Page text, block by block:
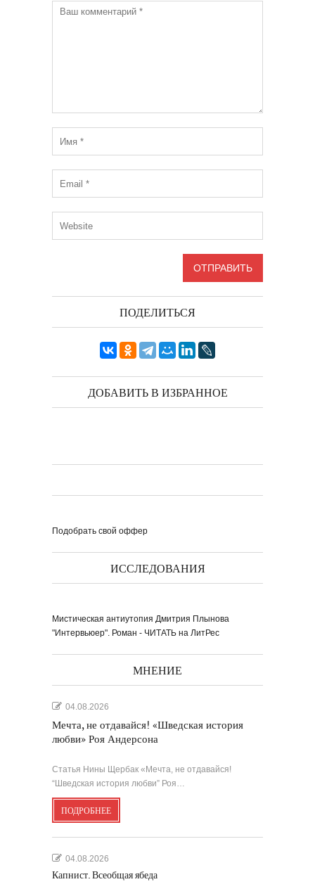
ПОДЕЛИТЬСЯ
ДОБАВИТЬ В ИЗБРАННОЕ
Подобрать свой оффер
ИССЛЕДОВАНИЯ
Мистическая антиутопия Дмитрия Плынова
"Интервьюер". Роман - ЧИТАТЬ на ЛитРес
МНЕНИЕ
04.08.2026
Мечта, не отдавайся! «Шведская история
любви» Роя Андерсона
Статья Нины Щербак «Мечта, не отдавайся!
“Шведская история любви” Роя…
ПОДРОБНЕЕ
04.08.2026
Капнист. Всеобщая ябеда